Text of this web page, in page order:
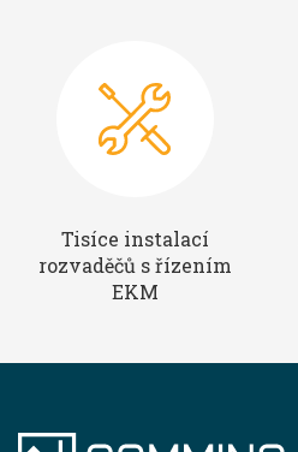
Tisíce instalací
rozvaděčů s řízením
EKM